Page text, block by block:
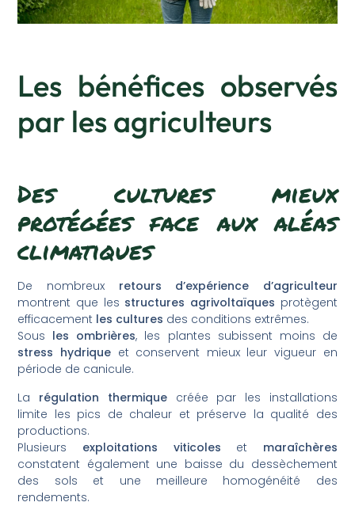
Les bénéfices observés
par les agriculteurs
Des cultures mieux
protégées face aux aléas
climatiques
De nombreux retours d’expérience d’agriculteur
montrent que les structures agrivoltaïques protègent
efficacement les cultures des conditions extrêmes.
Sous les ombrières, les plantes subissent moins de
stress hydrique et conservent mieux leur vigueur en
période de canicule.
La régulation thermiquecréée par les installations
limite les pics de chaleur et préserve la qualité des
productions.
Plusieurs exploitations viticoles et maraîchères
constatent également une baisse du dessèchement
des sols et une meilleure homogénéité des
rendements.